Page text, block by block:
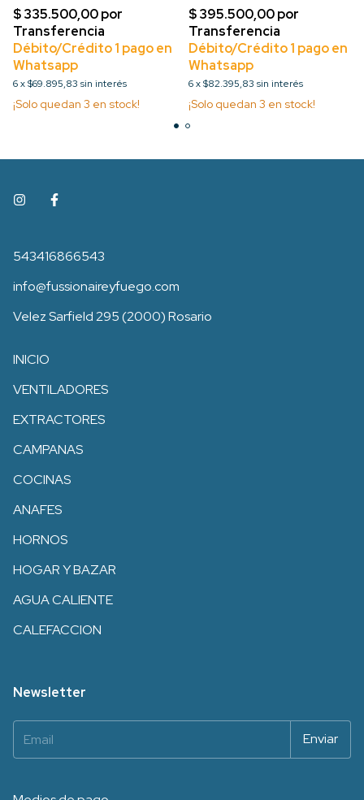
6x$69.895,83 sin interés
¡Solo quedan 3 en stock!
6x$82.395,83 sin interés
¡Solo quedan 3 en stock!
543416866543
info@fussionaireyfuego.com
Velez Sarfield 295 (2000) Rosario
INICIO
VENTILADORES
EXTRACTORES
CAMPANAS
COCINAS
ANAFES
HORNOS
HOGAR Y BAZAR
AGUA CALIENTE
CALEFACCION
Newsletter